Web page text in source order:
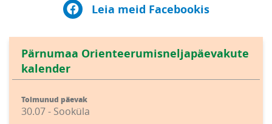
Leia meid Facebookis
Pärnumaa Orienteerumisneljapäevakute
kalender
Toimunud päevak
30.07 - Sooküla